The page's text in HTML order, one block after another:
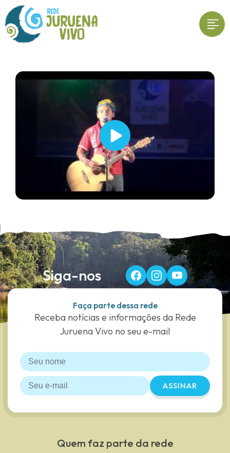
Siga-nos
Faça parte dessa rede
Receba notícias e informações da Rede
Juruena Vivo no seu e-mail
ASSINAR
Quem faz parte da rede